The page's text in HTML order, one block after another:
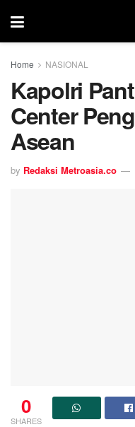
Home NASIONAL
Kapolri
Center
Asean
by Redaksi Metroasia.co
0
SHARES